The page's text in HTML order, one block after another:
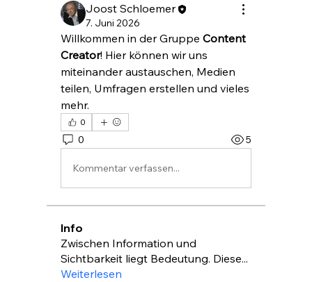
Joost Schloemer
7. Juni 2026
Willkommen in der Gruppe Content
Creator! Hier können wir uns
miteinander austauschen, Medien
teilen, Umfragen erstellen und vieles
mehr.
0
0 5
Kommentar verfassen...
Info
Zwischen Information und
Sichtbarkeit liegt Bedeutung. Diese...
Weiterlesen